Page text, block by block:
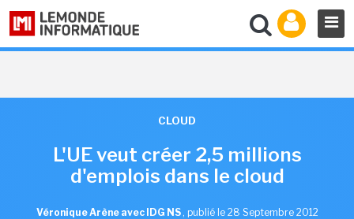
CLOUD
L'UE veut créer 2,5 millions
d'emplois dans le cloud
Véronique Arène avec IDG NS , publié le 28 Septembre 2012